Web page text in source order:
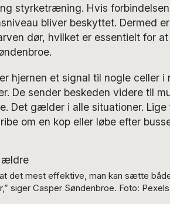
styrketræning. Hvis
bliver beskyttet. Dermed
dør, hvilket er essentielt for
hjernen et signal til nogle celler i
De sender beskeden videre til
Det gælder i alle situationer. Lige
om en kop eller løbe efter
det mest effektive, man kan sætte
siger Casper Søndenbroe. Foto: Pexels